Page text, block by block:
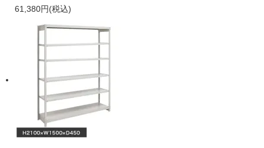
61,380円(税込)